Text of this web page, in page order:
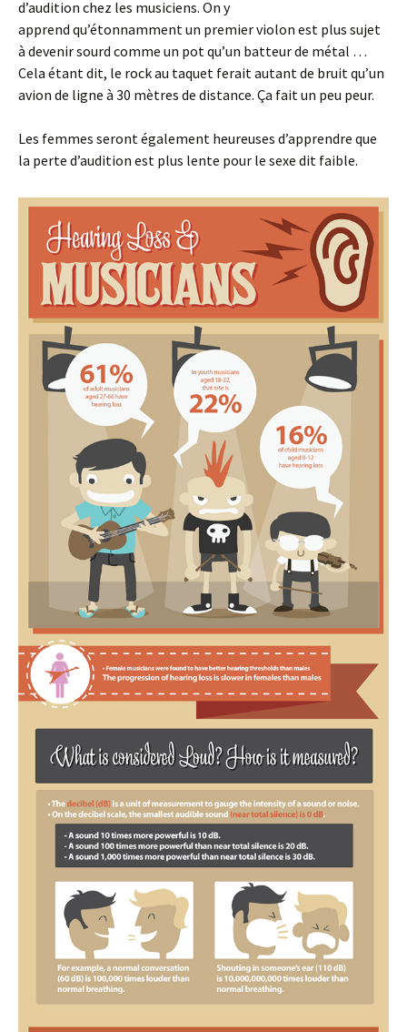
d’audition chez les musiciens. On y
apprend qu’étonnamment un premier violon est plus sujet
à devenir sourd comme un pot qu’un batteur de métal …
Cela étant dit, le rock au taquet ferait autant de bruit qu’un
avion de ligne à 30 mètres de distance. Ça fait un peu peur.
Les femmes seront également heureuses d’apprendre que
la perte d’audition est plus lente pour le sexe dit faible.